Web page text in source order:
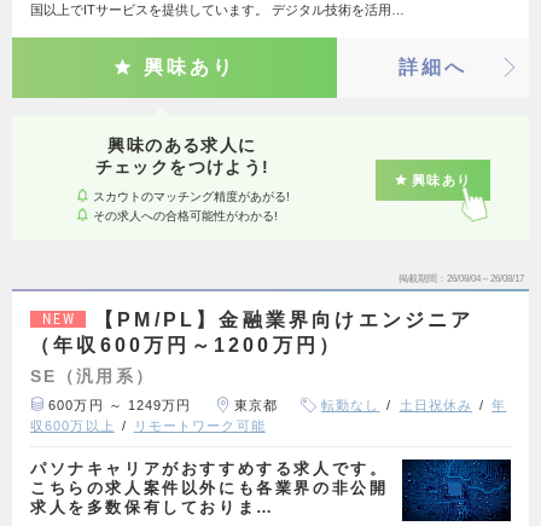
国以上でITサービスを提供しています。 デジタル技術を活用…
興味あり 詳細へ
興味のある求人に
チェックをつけよう!
スカウトのマッチング精度があがる!
その求人への合格可能性がわかる!
興味あり
掲載期間 26/08/04～26/08/17
NEW
【PM/PL】金融業界向けエンジニア
（年収600万円～1200万円）
SE（汎用系）
600万円 ～ 1249万円 東京都 転勤なし 土日祝休み
年
収600万以上
リモートワーク可能
パソナキャリアがおすすめする求人です。
こちらの求人案件以外にも各業界の非公開
求人を多数保有しておりま…